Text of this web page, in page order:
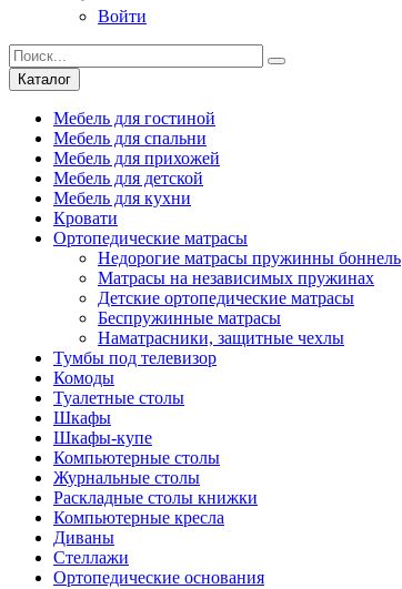
Войти
Каталог
Мебель для гостиной
Мебель для спальни
Мебель для прихожей
Мебель для детской
Мебель для кухни
Кровати
Ортопедические матрасы
Недорогие матрасы пружинны боннель
Матрасы на независимых пружинах
Детские ортопедические матрасы
Беспружинные матрасы
Наматрасники, защитные чехлы
Тумбы под телевизор
Комоды
Туалетные столы
Шкафы
Шкафы-купе
Компьютерные столы
Журнальные столы
Раскладные столы книжки
Компьютерные кресла
Диваны
Стеллажи
Ортопедические основания